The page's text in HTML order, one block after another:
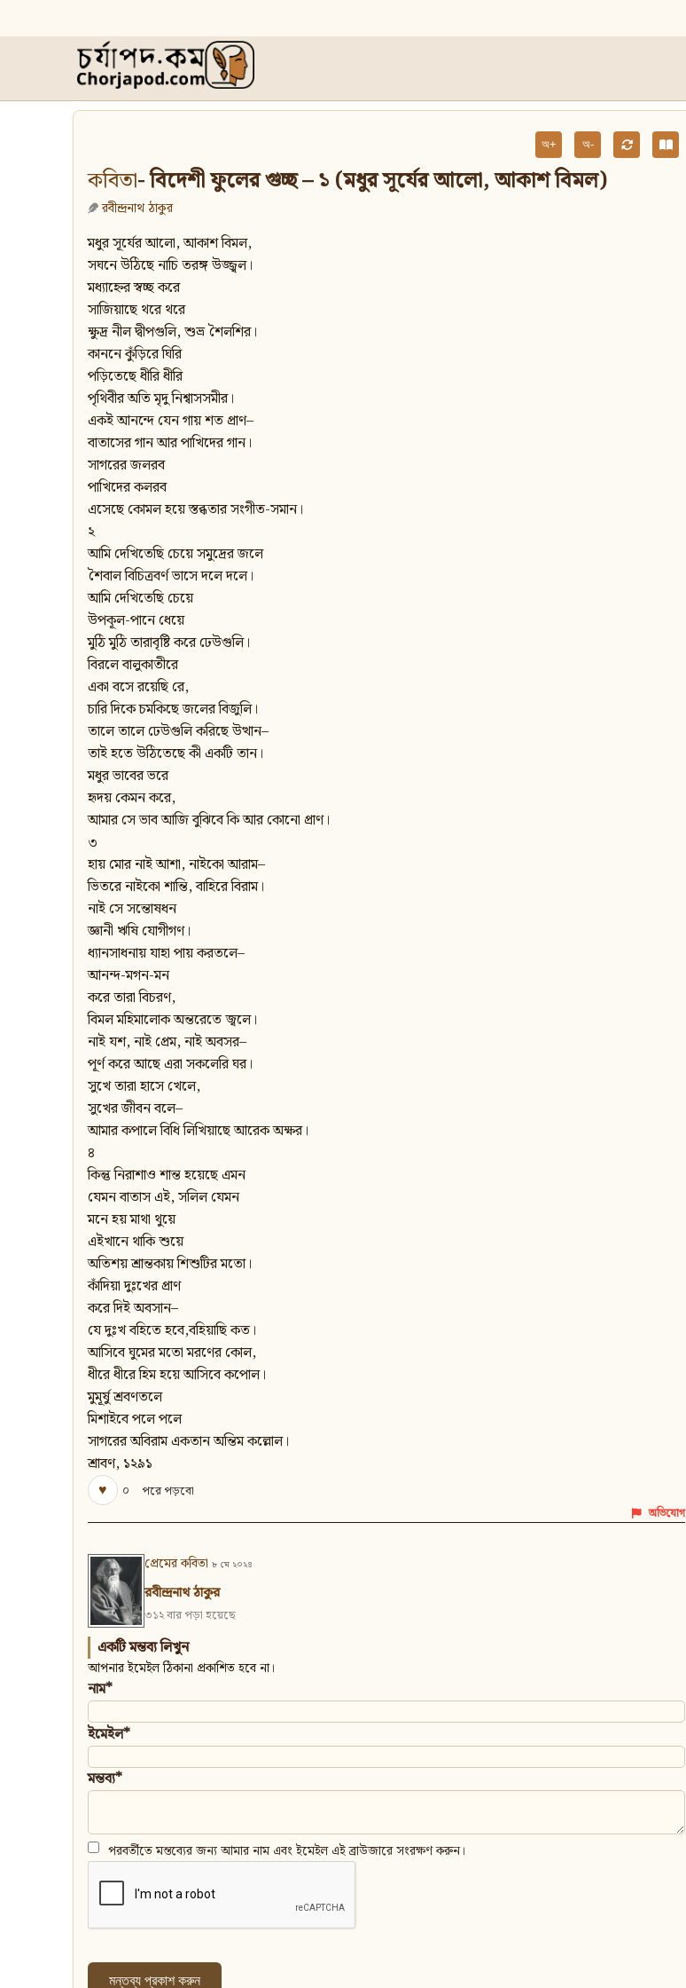
অ+ অ-
কবিতা- বিদেশী ফুলের গুচ্ছ – ১ (মধুর সূর্যের আলো, আকাশ বিমল)
রবীন্দ্রনাথ ঠাকুর
মধুর সূর্যের আলো, আকাশ বিমল,
সঘনে উঠিছে নাচি তরঙ্গ উজ্জ্বল।
মধ্যাহ্নের স্বচ্ছ করে
সাজিয়াছে থরে থরে
ক্ষুদ্র নীল দ্বীপগুলি, শুভ্র শৈলশির।
কাননে কুঁড়িরে ঘিরি
পড়িতেছে ধীরি ধীরি
পৃথিবীর অতি মৃদু নিশ্বাসসমীর।
একই আনন্দে যেন গায় শত প্রাণ–
বাতাসের গান আর পাখিদের গান।
সাগরের জলরব
পাখিদের কলরব
এসেছে কোমল হয়ে স্তব্ধতার সংগীত-সমান।
২
আমি দেখিতেছি চেয়ে সমুদ্রের জলে
শৈবাল বিচিত্রবর্ণ ভাসে দলে দলে।
আমি দেখিতেছি চেয়ে
উপকূল-পানে ধেয়ে
মুঠি মুঠি তারাবৃষ্টি করে ঢেউগুলি।
বিরলে বালুকাতীরে
একা বসে রয়েছি রে,
চারি দিকে চমকিছে জলের বিজুলি।
তালে তালে ঢেউগুলি করিছে উত্থান–
তাই হতে উঠিতেছে কী একটি তান।
মধুর ভাবের ভরে
হৃদয় কেমন করে,
আমার সে ভাব আজি বুঝিবে কি আর কোনো প্রাণ।
৩
হায় মোর নাই আশা, নাইকো আরাম–
ভিতরে নাইকো শান্তি, বাহিরে বিরাম।
নাই সে সন্তোষধন
জ্ঞানী ঋষি যোগীগণ।
ধ্যানসাধনায় যাহা পায় করতলে–
আনন্দ-মগন-মন
করে তারা বিচরণ,
বিমল মহিমালোক অন্তরেতে জ্বলে।
নাই যশ, নাই প্রেম, নাই অবসর–
পূর্ণ করে আছে এরা সকলেরি ঘর।
সুখে তারা হাসে খেলে,
সুখের জীবন বলে–
আমার কপালে বিধি লিখিয়াছে আরেক অক্ষর।
৪
কিন্তু নিরাশাও শান্ত হয়েছে এমন
যেমন বাতাস এই, সলিল যেমন
মনে হয় মাথা থুয়ে
এইখানে থাকি শুয়ে
অতিশয় শ্রান্তকায় শিশুটির মতো।
কাঁদিয়া দুঃখের প্রাণ
করে দিই অবসান–
যে দুঃখ বহিতে হবে,বহিয়াছি কত।
আসিবে ঘুমের মতো মরণের কোল,
ধীরে ধীরে হিম হয়ে আসিবে কপোল।
মুমূর্ষু শ্রবণতলে
মিশাইবে পলে পলে
সাগরের অবিরাম একতান অন্তিম কল্লোল।
শ্রাবণ, ১২৯১
♥
০ পরে পড়বো
অভিযোগ
প্রেমের কবিতা ৮ মে ২০২৪
রবীন্দ্রনাথ ঠাকুর
৩১২ বার পড়া হয়েছে
একটি মন্তব্য লিখুন
আপনার ইমেইল ঠিকানা প্রকাশিত হবে না।
নাম*
ইমেইল*
মন্তব্য*
পরবর্তীতে মন্তব্যের জন্য আমার নাম এবং ইমেইল এই ব্রাউজারে সংরক্ষণ করুন।